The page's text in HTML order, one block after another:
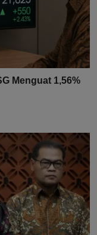
Menguat 1,56%